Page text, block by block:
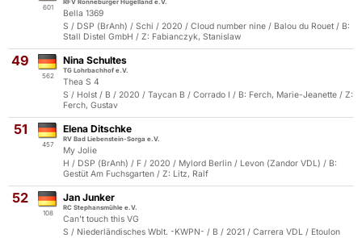
601
RFV Ronneburger Hügelland e.V.
Bella 1369
S / DSP (BrAnh) / Schi / 2020 / Cloud number nine / Balou du Rouet / B:
Stall Distel GmbH / Z: Fabianczyk, Stanislaw
49
562
Nina Schultes
TG Lohrbachhof e.V.
Thea S 4
S / Holst / B / 2020 / Taycan B / Corrado I / B: Ferch, Marie-Jeanette / Z:
Ferch, Gustav
51
457
Elena Ditschke
RV Bad Liebenstein-Sorga e.V.
My Jolie
H / DSP (BrAnh) / F / 2020 / Mylord Berlin / Levon (Zandor VDL) / B:
Gestüt Am Fuchsgarten / Z: Litz, Ralf
52
108
Jan Junker
RC Stephansmühle e.V.
Can't touch this VG
S / Niederländisches Wblt. -KWPN- / B / 2021 / Carrera VDL / Etoulon